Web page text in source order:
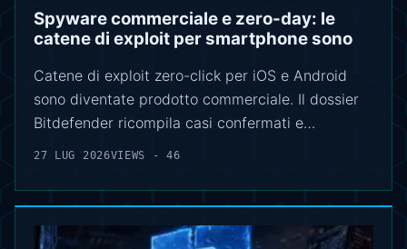
Spyware commerciale e zero-day: le
catene di exploit per smartphone sono
Catene di exploit zero-click per iOS e Android
sono diventate prodotto commerciale. Il dossier
Bitdefender ricompila casi confermati e…
27 LUG 2026VIEWS - 46